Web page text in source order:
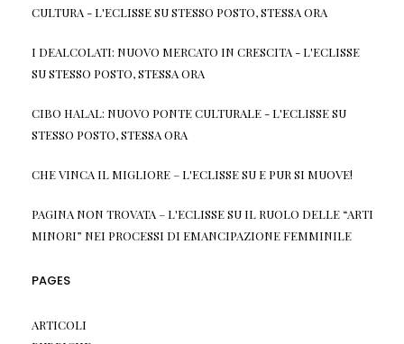
CULTURA - L'ECLISSESUSTESSO POSTO, STESSA ORA
I DEALCOLATI: NUOVO MERCATO IN CRESCITA - L'ECLISSE
SUSTESSO POSTO, STESSA ORA
CIBO HALAL: NUOVO PONTE CULTURALE - L'ECLISSESU
STESSO POSTO, STESSA ORA
CHE VINCA IL MIGLIORE – L'ECLISSESU E PUR SI MUOVE!
PAGINA NON TROVATA – L'ECLISSESU IL RUOLO DELLE “ARTI
MINORI” NEI PROCESSI DI EMANCIPAZIONE FEMMINILE
PAGES
ARTICOLI